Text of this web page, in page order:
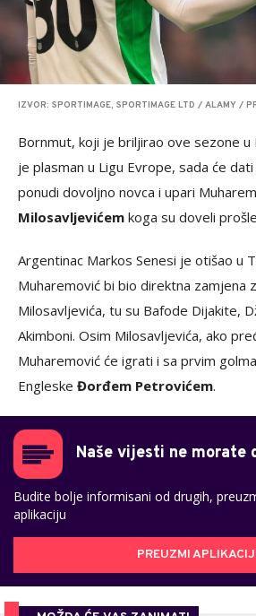
IZVOR: SPORTIMAGE, SPORTIMAGE LTD / ALAMY /
Bornmut, koji je briljirao ove sezone
je plasman u Ligu Evrope, sada će
ponudi dovoljno novca i upari
Milosavljevićem koga su doveli
Argentinac Markos Senesi je otišao u
Muharemović bi bio direktna zamjena
Milosavljevića, tu su Bafode Dijakite,
Akimboni. Osim Milosavljevića, ako
Muharemović će igrati i sa prvim
Engleske Đorđem Petrovićem.
Naše vijesti ne morate
Budite bolje informisani od drugih,
aplikaciju
PREUZMI